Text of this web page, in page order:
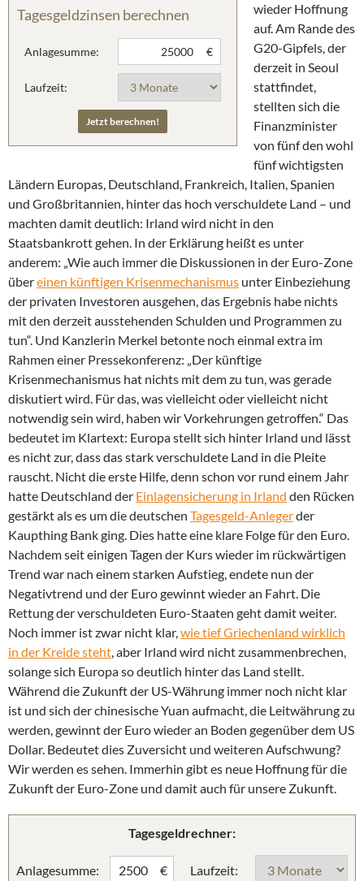
Tagesgeldzinsen berechnen
Anlagesumme: €
Laufzeit:
wieder Hoffnung
auf. Am Rande des
G20-Gipfels, der
derzeit in Seoul
stattfindet,
stellten sich die
Finanzminister
von fünf den wohl
fünf wichtigsten
Ländern Europas, Deutschland, Frankreich, Italien, Spanien
und Großbritannien, hinter das hoch verschuldete Land – und
machten damit deutlich: Irland wird nicht in den
Staatsbankrott gehen. In der Erklärung heißt es unter
anderem: „Wie auch immer die Diskussionen in der Euro-Zone
übereinen künftigen Krisenmechanismus unter Einbeziehung
der privaten Investoren ausgehen, das Ergebnis habe nichts
mit den derzeit ausstehenden Schulden und Programmen zu
tun“. Und Kanzlerin Merkel betonte noch einmal extra im
Rahmen einer Pressekonferenz: „Der künftige
Krisenmechanismus hat nichts mit dem zu tun, was gerade
diskutiert wird. Für das, was vielleicht oder vielleicht nicht
notwendig sein wird, haben wir Vorkehrungen getroffen.“ Das
bedeutet im Klartext: Europa stellt sich hinter Irland und lässt
es nicht zur, dass das stark verschuldete Land in die Pleite
rauscht. Nicht die erste Hilfe, denn schon vor rund einem Jahr
hatte Deutschland der Einlagensicherung in Irland den Rücken
gestärkt als es um die deutschen Tagesgeld-Anlegerder
Kaupthing Bank ging. Dies hatte eine klare Folge für den Euro.
Nachdem seit einigen Tagen der Kurs wieder im rückwärtigen
Trend war nach einem starken Aufstieg, endete nun der
Negativtrend und der Euro gewinnt wieder an Fahrt. Die
Rettung der verschuldeten Euro-Staaten geht damit weiter.
Noch immer ist zwar nicht klar,wie tief Griechenland wirklich
in der Kreide steht, aber Irland wird nicht zusammenbrechen,
solange sich Europa so deutlich hinter das Land stellt.
Während die Zukunft der US-Währung immer noch nicht klar
ist und sich der chinesische Yuan aufmacht, die Leitwährung zu
werden, gewinnt der Euro wieder an Boden gegenüber dem US
Dollar. Bedeutet dies Zuversicht und weiteren Aufschwung?
Wir werden es sehen. Immerhin gibt es neue Hoffnung für die
Zukunft der Euro-Zone und damit auch für unsere Zukunft.
Tagesgeldrechner:
Anlagesumme: € Laufzeit: